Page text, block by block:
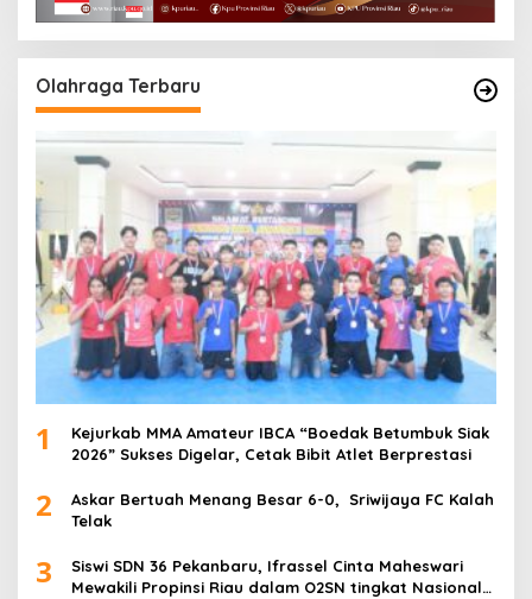
Olahraga Terbaru
1
Kejurkab MMA Amateur IBCA “Boedak Betumbuk Siak
2026” Sukses Digelar, Cetak Bibit Atlet Berprestasi
2
Askar Bertuah Menang Besar 6-0, Sriwijaya FC Kalah
Telak
3
Siswi SDN 36 Pekanbaru, Ifrassel Cinta Maheswari
Mewakili Propinsi Riau dalam O2SN tingkat Nasional